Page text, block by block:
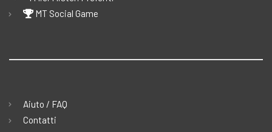
MT Social Game
Aiuto / FAQ
Contatti